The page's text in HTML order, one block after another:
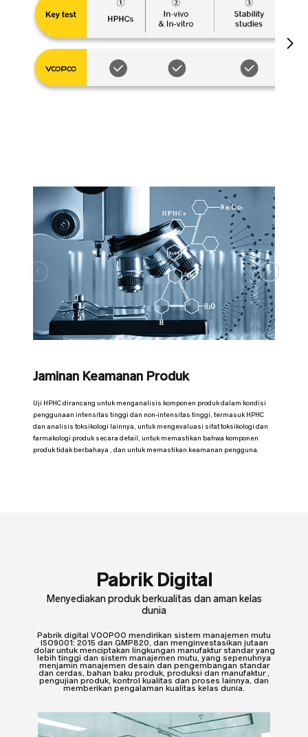
Jaminan Keamanan Produk
Uji HPHC dirancang untuk menganalisis komponen produk dalam kondisi
penggunaan intensitas tinggi dan non-intensitas tinggi, termasuk HPHC
dan analisis toksikologi lainnya, untuk mengevaluasi sifat toksikologi dan
farmakologi produk secara detail, untuk memastikan bahwa komponen
produk tidak berbahaya , dan untuk memastikan keamanan pengguna.
Pabrik Digital
Menyediakan produk berkualitas dan aman kelas
dunia
Pabrik digital VOOPOO mendirikan sistem manajemen mutu
ISO9001: 2015 dan GMP820, dan menginvestasikan jutaan
dolar untuk menciptakan lingkungan manufaktur standar yang
lebih tinggi dan sistem manajemen mutu, yang sepenuhnya
menjamin manajemen desain dan pengembangan standar
dan cerdas, bahan baku produk, produksi dan manufaktur ,
pengujian produk, kontrol kualitas dan proses lainnya, dan
memberikan pengalaman kualitas kelas dunia.